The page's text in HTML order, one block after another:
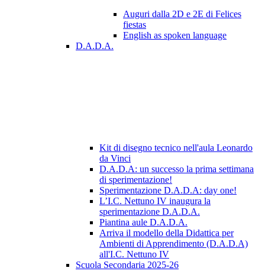
Auguri dalla 2D e 2E di Felices
fiestas
English as spoken language
D.A.D.A.
Kit di disegno tecnico nell'aula Leonardo
da Vinci
D.A.D.A: un successo la prima settimana
di sperimentazione!
Sperimentazione D.A.D.A: day one!
L’I.C. Nettuno IV inaugura la
sperimentazione D.A.D.A.
Piantina aule D.A.D.A.
Arriva il modello della Didattica per
Ambienti di Apprendimento (D.A.D.A)
all'I.C. Nettuno IV
Scuola Secondaria 2025-26